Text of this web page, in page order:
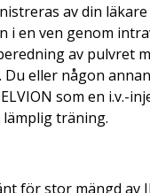
av din
i en ven genom
av pulvret
Du eller någon
som en i.v.-
träning.
för stor mängd av